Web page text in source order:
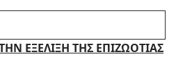
ΕΞΕΛΙΞΗ ΤΗΣ ΕΠΙΖΩΟΤΙΑΣ